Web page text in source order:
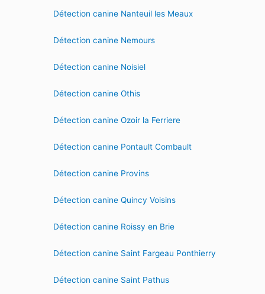
Détection canine Nanteuil les Meaux
Détection canine Nemours
Détection canine Noisiel
Détection canine Othis
Détection canine Ozoir la Ferriere
Détection canine Pontault Combault
Détection canine Provins
Détection canine Quincy Voisins
Détection canine Roissy en Brie
Détection canine Saint Fargeau Ponthierry
Détection canine Saint Pathus